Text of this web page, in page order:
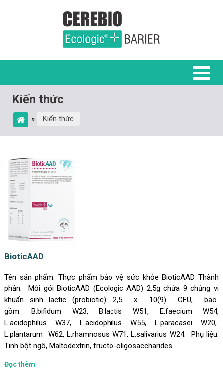
Kiến thức
» Kiến thức
BioticAAD
Tên sản phẩm: Thực phẩm bảo vệ sức khỏe BioticAAD Thành
phần: Mỗi gói BioticAAD (Ecologic AAD) 2,5g chứa 9 chủng vi
khuẩn sinh lactic (probiotic): 2,5 x 10(9) CFU, bao
gồm: B.bifidum W23, B.lactis W51, E.faecium W54,
L.acidophilus W37, L.acidophilus W55, L.paracasei W20,
L.plantarum W62, L.rhamnosus W71, L.salivarius W24. Phụ liệu:
Tinh bột ngô, Maltodextrin, fructo-oligosaccharides
Đọc thêm